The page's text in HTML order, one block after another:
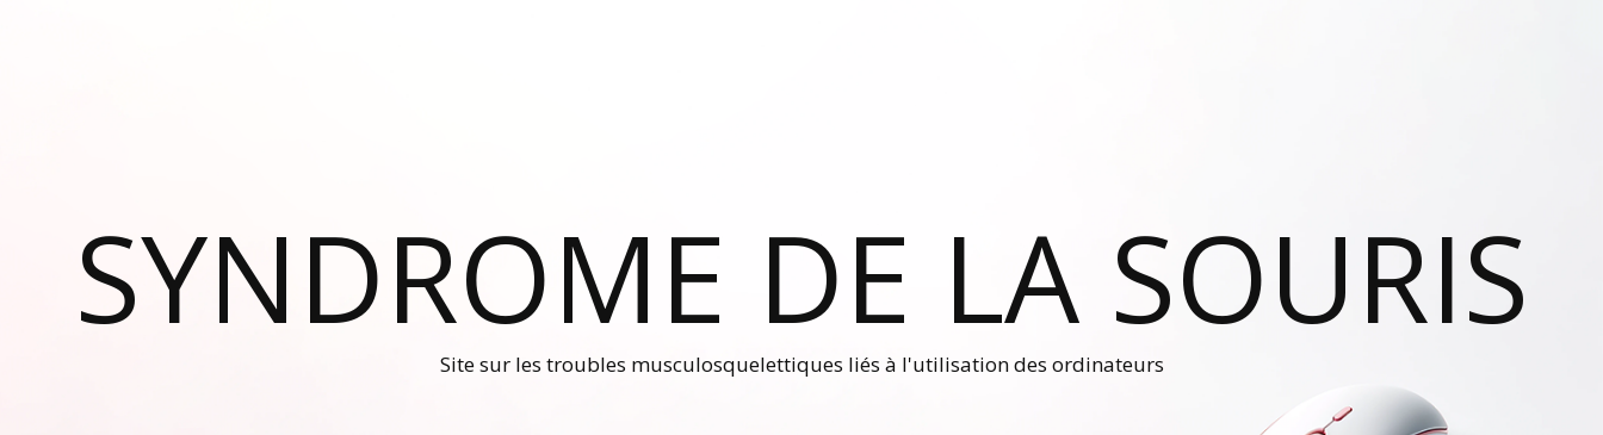
SYNDROME DE LA SOURIS
Site sur les troubles musculosquelettiques liés à l'utilisation des ordinateurs